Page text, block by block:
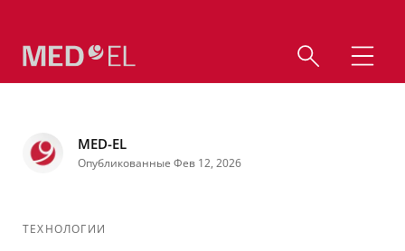
MED-EL
Опубликованные Фев 12, 2026
ТЕХНОЛОГИИ